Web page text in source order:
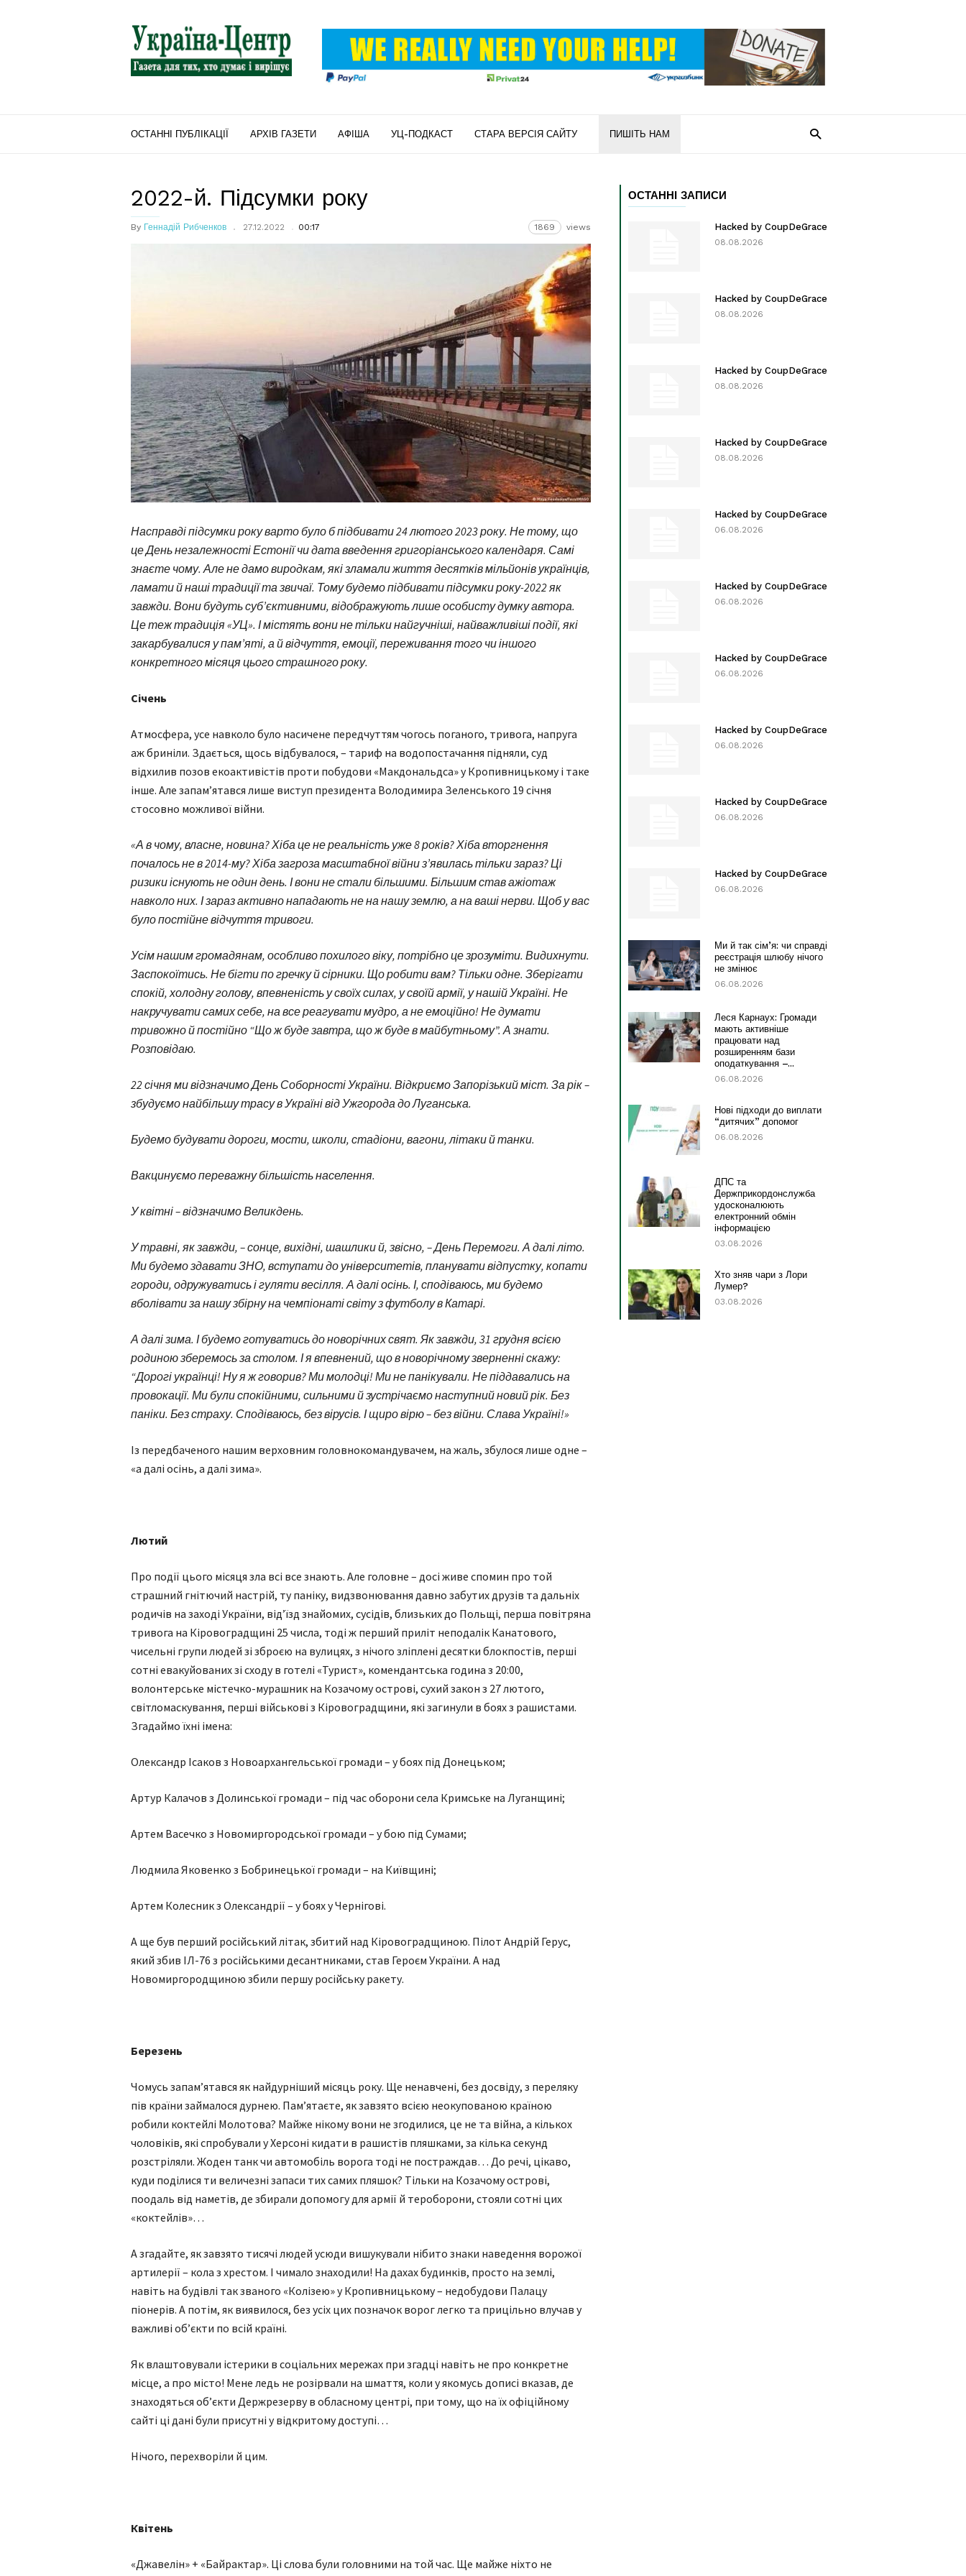
"Україна-
Центр"
ОСТАННІ ПУБЛІКАЦІЇ АРХІВ ГАЗЕТИ АФІША УЦ-ПОДКАСТ СТАРА ВЕРСІЯ САЙТУ ПИШІТЬ НАМ
2022-й. Підсумки року
By Геннадій Рибченков 27.12.2022 00:17 1869 views
Насправді підсумки року варто було б підбивати 24 лютого 2023 року. Не тому, що
це День незалежності Естонії чи дата введення григоріанського календаря. Самі
знаєте чому. Але не дамо виродкам, які зламали життя десятків мільйонів українців,
ламати й наші традиції та звичаї. Тому будемо підбивати підсумки року-2022 як
завжди. Вони будуть суб’єктивними, відображують лише особисту думку автора.
Це теж традиція «УЦ». І містять вони не тільки найгучніші, найважливіші події, які
закарбувалися у пам’яті, а й відчуття, емоції, переживання того чи іншого
конкретного місяця цього страшного року.
Січень
Атмосфера, усе навколо було насичене передчуттям чогось поганого, тривога, напруга
аж бриніли. Здається, щось відбувалося, – тариф на водопостачання підняли, суд
відхилив позов екоактивістів проти побудови «Макдональдса» у Кропивницькому і таке
інше. Але запам’ятався лише виступ президента Володимира Зеленського 19 січня
стосовно можливої війни.
«А в чому, власне, новина? Хіба це не реальність уже 8 років? Хіба вторгнення
почалось не в 2014-му? Хіба загроза масштабної війни з’явилась тільки зараз? Ці
ризики існують не один день. І вони не стали більшими. Більшим став ажіотаж
навколо них. І зараз активно нападають не на нашу землю, а на ваші нерви. Щоб у вас
було постійне відчуття тривоги.
Усім нашим громадянам, особливо похилого віку, потрібно це зрозуміти. Видихнути.
Заспокоїтись. Не бігти по гречку й сірники. Що робити вам? Тільки одне. Зберігати
спокій, холодну голову, впевненість у своїх силах, у своїй армії, у нашій Україні. Не
накручувати самих себе, на все реагувати мудро, а не емоційно! Не думати
тривожно й постійно “Що ж буде завтра, що ж буде в майбутньому”. А знати.
Розповідаю.
22 січня ми відзначимо День Соборності України. Відкриємо Запорізький міст. За рік –
збудуємо найбільшу трасу в Україні від Ужгорода до Луганська.
Будемо будувати дороги, мости, школи, стадіони, вагони, літаки й танки.
Вакцинуємо переважну більшість населення.
У квітні – відзначимо Великдень.
У травні, як завжди, – сонце, вихідні, шашлики й, звісно, – День Перемоги. А далі літо.
Ми будемо здавати ЗНО, вступати до університетів, планувати відпустку, копати
городи, одружуватись і гуляти весілля. А далі осінь. І, сподіваюсь, ми будемо
вболівати за нашу збірну на чемпіонаті світу з футболу в Катарі.
А далі зима. І будемо готуватись до новорічних свят. Як завжди, 31 грудня всією
родиною зберемось за столом. І я впевнений, що в новорічному зверненні скажу:
“Дорогі українці! Ну я ж говорив? Ми молодці! Ми не панікували. Не піддавались на
провокації. Ми були спокійними, сильними й зустрічаємо наступний новий рік. Без
паніки. Без страху. Сподіваюсь, без вірусів. І щиро вірю – без війни. Слава Україні!»
Із передбаченого нашим верхов­ним головнокомандувачем, на жаль, збулося лише одне –
«а далі осінь, а далі зима».
Лютий
Про події цього місяця зла всі все знають. Але головне – досі живе спомин про той
страшний гнітючий настрій, ту паніку, видзвонювання давно забутих друзів та дальніх
родичів на заході України, від’їзд знайомих, сусідів, близьких до Польщі, перша повітряна
тривога на Кіровоградщині 25 числа, тоді ж перший приліт неподалік Канатового,
чисельні групи людей зі зброєю на вулицях, з нічого зліплені десятки блокпостів, перші
сотні евакуйованих зі сходу в готелі «Турист», комендантська година з 20:00,
волонтерське містечко-мурашник на Козачому острові, сухий закон з 27 лютого,
світломаскування, перші військові з Кіровоградщини, які загинули в боях з рашистами.
Згадаймо їхні імена:
Олександр Ісаков з Новоархангельської громади – у боях під Донецьком;
Артур Калачов з Долинської громади – під час оборони села Кримське на Луганщині;
Артем Васечко з Новомиргородської громади – у бою під Сумами;
Людмила Яковенко з Бобринецької громади – на Київщині;
Артем Колесник з Олександрії – у боях у Чернігові.
А ще був перший російський літак, збитий над Кіровоградщиною. Пілот Андрій Герус,
який збив ІЛ-76 з російськими десантниками, став Героєм України. А над
Новомиргородщиною збили першу російську ракету.
Березень
Чомусь запам’ятався як найдурніший місяць року. Ще ненавчені, без досвіду, з переляку
пів країни займалося дурнею. Пам’ятаєте, як завзято всією неокупованою країною
робили коктейлі Молотова? Майже нікому вони не згодилися, це не та війна, а кількох
чоловіків, які спробували у Херсоні кидати в рашистів пляшками, за кілька секунд
розстріляли. Жоден танк чи автомобіль ворога тоді не постраждав… До речі, цікаво,
куди поділися ти величезні запаси тих самих пляшок? Тільки на Козачому острові,
поодаль від наметів, де збирали допомогу для армії й тероборони, стояли сотні цих
«коктейлів»…
А згадайте, як завзято тисячі людей усюди вишукували нібито знаки наведення ворожої
артилерії – кола з хрестом. І чимало знаходили! На дахах будинків, просто на землі,
навіть на будівлі так званого «Колізею» у Кропивницькому – недобудови Палацу
піонерів. А потім, як виявилося, без усіх цих позначок ворог легко та прицільно влучав у
важливі об’єкти по всій країні.
Як влаштовували істерики в соціальних мережах при згадці навіть не про конкретне
місце, а про місто! Мене ледь не розірвали на шмаття, коли у якомусь дописі вказав, де
знаходяться об’єкти Держрезерву в обласному центрі, при тому, що на їх офіційному
сайті ці дані були присутні у відкритому доступі…
Нічого, перехворіли й цим.
Квітень
«Джавелін» + «Байрактар». Ці слова були головними на той час. Ще майже ніхто не
ОСТАННІ ЗАПИСИ
Hacked by CoupDeGrace
08.08.2026
Hacked by CoupDeGrace
08.08.2026
Hacked by CoupDeGrace
08.08.2026
Hacked by CoupDeGrace
08.08.2026
Hacked by CoupDeGrace
06.08.2026
Hacked by CoupDeGrace
06.08.2026
Hacked by CoupDeGrace
06.08.2026
Hacked by CoupDeGrace
06.08.2026
Hacked by CoupDeGrace
06.08.2026
Hacked by CoupDeGrace
06.08.2026
Ми й так сім’я: чи справді
реєстрація шлюбу нічого
не змінює
06.08.2026
Леся Карнаух: Громади
мають активніше
працювати над
розширенням бази
оподаткування –...
06.08.2026
Нові підходи до виплати
“дитячих” допомог
06.08.2026
ДПС та
Держприкордонслужба
удосконалюють
електронний обмін
інформацією
03.08.2026
Хто зняв чари з Лори
Лумер?
03.08.2026